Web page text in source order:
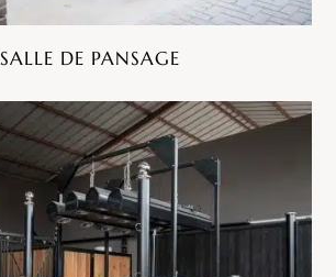
SALLE DE PANSAGE